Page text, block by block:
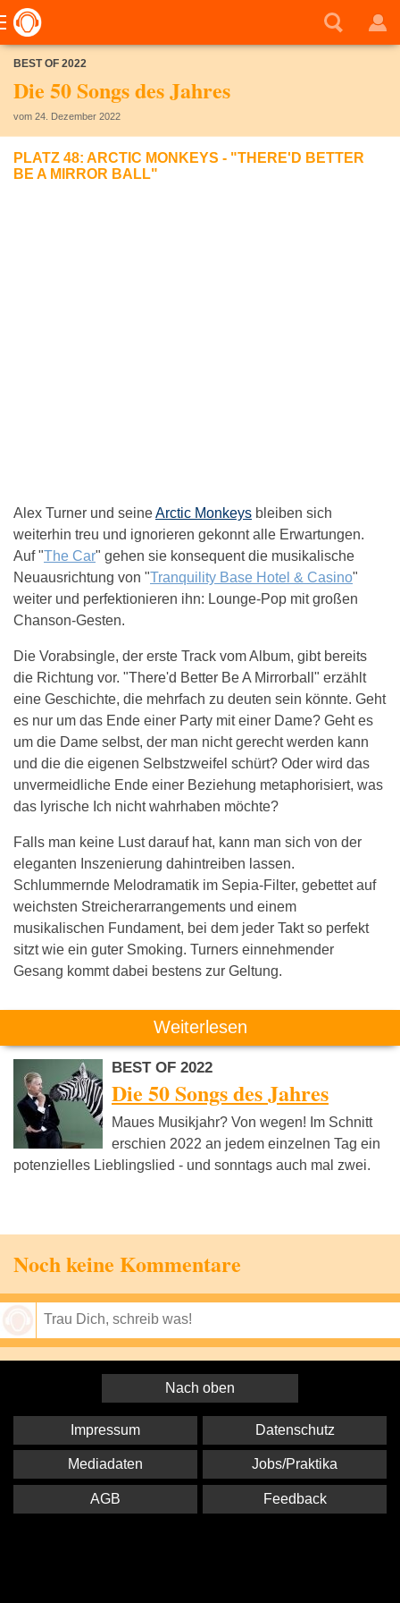
BEST OF 2022
Die 50 Songs des Jahres
vom 24. Dezember 2022
PLATZ 48: ARCTIC MONKEYS - "THERE'D BETTER
BE A MIRROR BALL"
Alex Turner und seineArctic Monkeys bleiben sich
weiterhin treu und ignorieren gekonnt alle Erwartungen.
Auf "The Car" gehen sie konsequent die musikalische
Neuausrichtung von "Tranquility Base Hotel & Casino"
weiter und perfektionieren ihn: Lounge-Pop mit großen
Chanson-Gesten.
Die Vorabsingle, der erste Track vom Album, gibt bereits
die Richtung vor. "There'd Better Be A Mirrorball" erzählt
eine Geschichte, die mehrfach zu deuten sein könnte. Geht
es nur um das Ende einer Party mit einer Dame? Geht es
um die Dame selbst, der man nicht gerecht werden kann
und die die eigenen Selbstzweifel schürt? Oder wird das
unvermeidliche Ende einer Beziehung metaphorisiert, was
das lyrische Ich nicht wahrhaben möchte?
Falls man keine Lust darauf hat, kann man sich von der
eleganten Inszenierung dahintreiben lassen.
Schlummernde Melodramatik im Sepia-Filter, gebettet auf
weichsten Streicherarrangements und einem
musikalischen Fundament, bei dem jeder Takt so perfekt
sitzt wie ein guter Smoking. Turners einnehmender
Gesang kommt dabei bestens zur Geltung.
Weiterlesen
BEST OF 2022
Die 50 Songs des Jahres
Maues Musikjahr? Von wegen! Im Schnitt
erschien 2022 an jedem einzelnen Tag ein
potenzielles Lieblingslied - und sonntags auch mal zwei.
Noch keine Kommentare
Nach oben
Impressum Datenschutz
Mediadaten Jobs/Praktika
AGB Feedback